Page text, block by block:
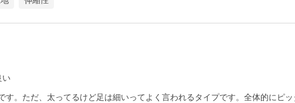
い
。ただ、太ってるけど足は細いってよく言われるタイプです。全体的にピ